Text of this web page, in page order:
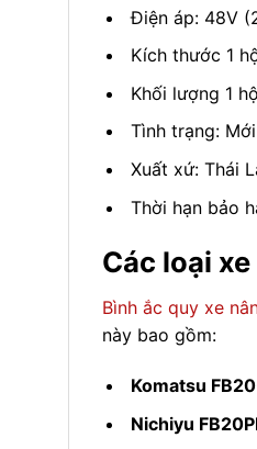
Điện áp: 48V
Kích thước 1
Khối lượng 1
Tình trạng:
Xuất xứ: Thái
Thời hạn bảo
Các loại
Bình ắc quy xe
này bao gồm:
Komatsu
Nichiyu